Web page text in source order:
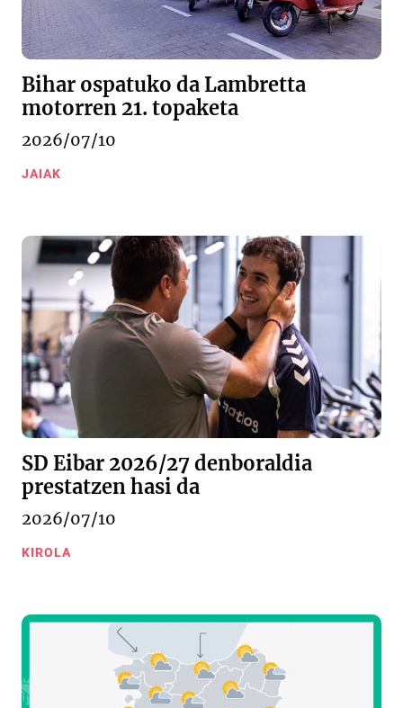
Bihar ospatuko da Lambretta
motorren 21. topaketa
2026/07/10
JAIAK
SD Eibar 2026/27 denboraldia
prestatzen hasi da
2026/07/10
KIROLA